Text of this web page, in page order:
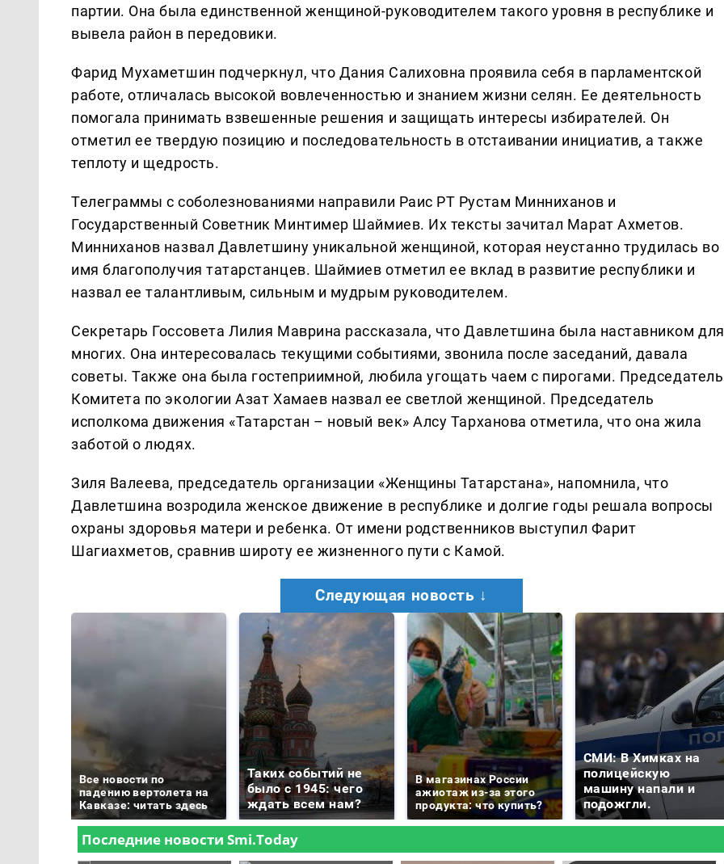
партии. Она была единственной женщиной-руководителем такого уровня в республике и
вывела район в передовики.
Фарид Мухаметшин подчеркнул, что Дания Салиховна проявила себя в парламентской
работе, отличалась высокой вовлеченностью и знанием жизни селян. Ее деятельность
помогала принимать взвешенные решения и защищать интересы избирателей. Он
отметил ее твердую позицию и последовательность в отстаивании инициатив, а также
теплоту и щедрость.
Телеграммы с соболезнованиями направили Раис РТ Рустам Минниханов и
Государственный Советник Минтимер Шаймиев. Их тексты зачитал Марат Ахметов.
Минниханов назвал Давлетшину уникальной женщиной, которая неустанно трудилась во
имя благополучия татарстанцев. Шаймиев отметил ее вклад в развитие республики и
назвал ее талантливым, сильным и мудрым руководителем.
Секретарь Госсовета Лилия Маврина рассказала, что Давлетшина была наставником для
многих. Она интересовалась текущими событиями, звонила после заседаний, давала
советы. Также она была гостеприимной, любила угощать чаем с пирогами. Председатель
Комитета по экологии Азат Хамаев назвал ее светлой женщиной. Председатель
исполкома движения «Татарстан – новый век» Алсу Тарханова отметила, что она жила
заботой о людях.
Зиля Валеева, председатель организации «Женщины Татарстана», напомнила, что
Давлетшина возродила женское движение в республике и долгие годы решала вопросы
охраны здоровья матери и ребенка. От имени родственников выступил Фарит
Шагиахметов, сравнив широту ее жизненного пути с Камой.
Следующая новость ↓
Все новости по
падению вертолета на
Кавказе: читать здесь
Таких событий не
было с 1945: чего
ждать всем нам?
В магазинах России
ажиотаж из-за этого
продукта: что купить?
СМИ: В Химках на
полицейскую
машину напали и
подожгли.